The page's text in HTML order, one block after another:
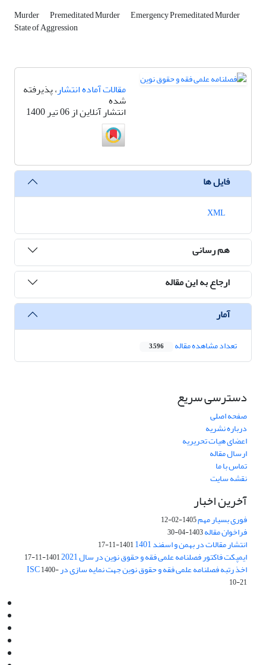
Murder Premeditated Murder Emergency Premeditated Murder
State of Aggression
مقالات آماده انتشار، پذیرفته
شده
انتشار آنلاین از 06 تیر 1400
فایل ها
هم رسانی
ارجاع به این مقاله
آمار
تعداد مشاهده مقاله 3,596
دسترسی سریع
صفحه اصلی
درباره نشریه
اعضای هیات تحریریه
ارسال مقاله
تماس با ما
نقشه سایت
آخرین اخبار
فوری بسیار مهم1405-02-12
فراخوان مقاله1403-04-30
انتشار مقالات در بهمن و اسفند 1401 1401-11-17
ایمپکت فاکتور فصلنامه علمی فقه و حقوق نوین در سال 2021 1401-11-17
اخذ رتبه فصلنامه علمی فقه و حقوق نوین جهت نمایه سازی در ISC1400-
10-21